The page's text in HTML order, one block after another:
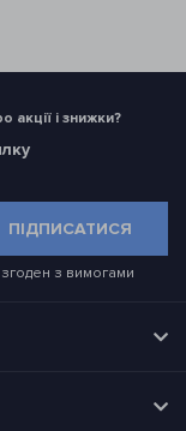
і знижки?
ПІДПИСАТИСЯ
згоден з вимогами